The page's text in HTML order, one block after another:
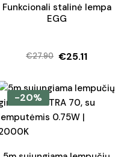
Funkcionali stalinė lempa
EGG
€27.90
Original
was:
€27.90.
€25.11
Current
is:
€25.11.
-20%